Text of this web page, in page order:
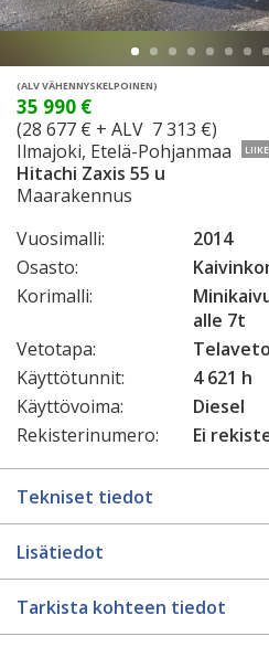
(ALV VÄHENNYSKELPOINEN)
35 990 €
(28 677 € + ALV 7 313 €)
Ilmajoki, Etelä-Pohjanmaa
LIIKE
Hitachi Zaxis 55 u
Maarakennus
Vuosimalli:
2014
Osasto:
Korimalli:
alle 7t
Vetotapa:
Telaveto
Käyttötunnit:
4 621 h
Käyttövoima:
Diesel
Rekisterinumero:
Ei
Tekniset tiedot
Lisätiedot
Tarkista kohteen tiedot